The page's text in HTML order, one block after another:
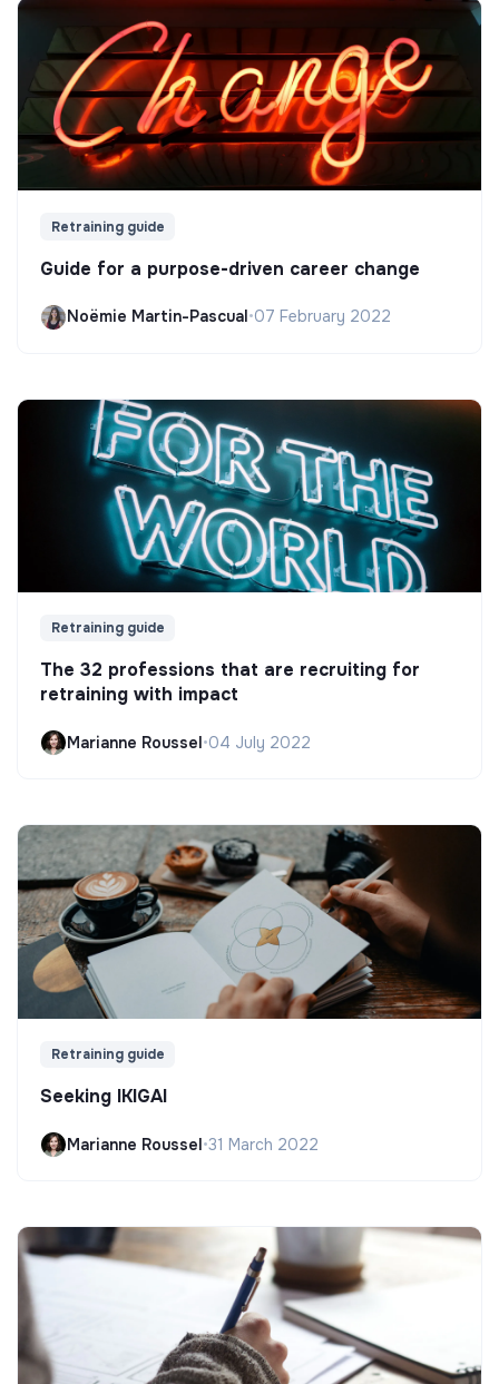
Retraining guide
Guide for a purpose-driven career change
Noëmie Martin-Pascual•07 February 2022
Retraining guide
The 32 professions that are recruiting for
retraining with impact
Marianne Roussel•04 July 2022
Retraining guide
Seeking IKIGAI
Marianne Roussel•31 March 2022